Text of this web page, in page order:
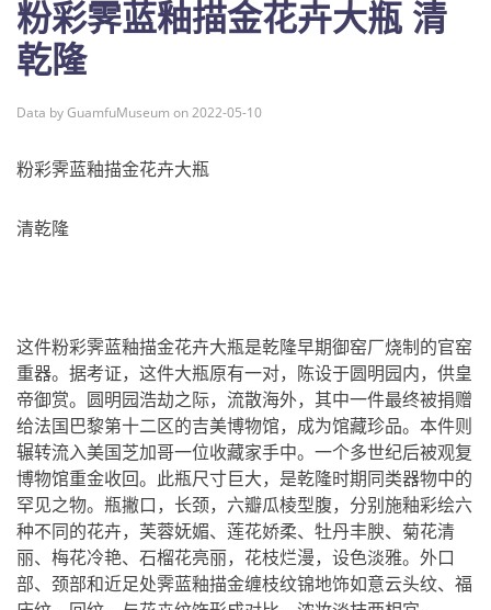
粉彩霁蓝釉描金花卉大瓶 清
乾隆
Data by GuamfuMuseum on 2022-05-10
粉彩霁蓝釉描金花卉大瓶
清乾隆
这件粉彩霁蓝釉描金花卉大瓶是乾隆早期御窑厂烧制的官窑
重器。据考证，这件大瓶原有一对，陈设于圆明园内，供皇
帝御赏。圆明园浩劫之际，流散海外，其中一件最终被捐赠
给法国巴黎第十二区的吉美博物馆，成为馆藏珍品。本件则
辗转流入美国芝加哥一位收藏家手中。一个多世纪后被观复
博物馆重金收回。此瓶尺寸巨大，是乾隆时期同类器物中的
罕见之物。瓶撇口，长颈，六瓣瓜棱型腹，分别施釉彩绘六
种不同的花卉，芙蓉妩媚、莲花娇柔、牡丹丰腴、菊花清
丽、梅花冷艳、石榴花亮丽，花枝烂漫，设色淡雅。外口
部、颈部和近足处霁蓝釉描金缠枝纹锦地饰如意云头纹、福